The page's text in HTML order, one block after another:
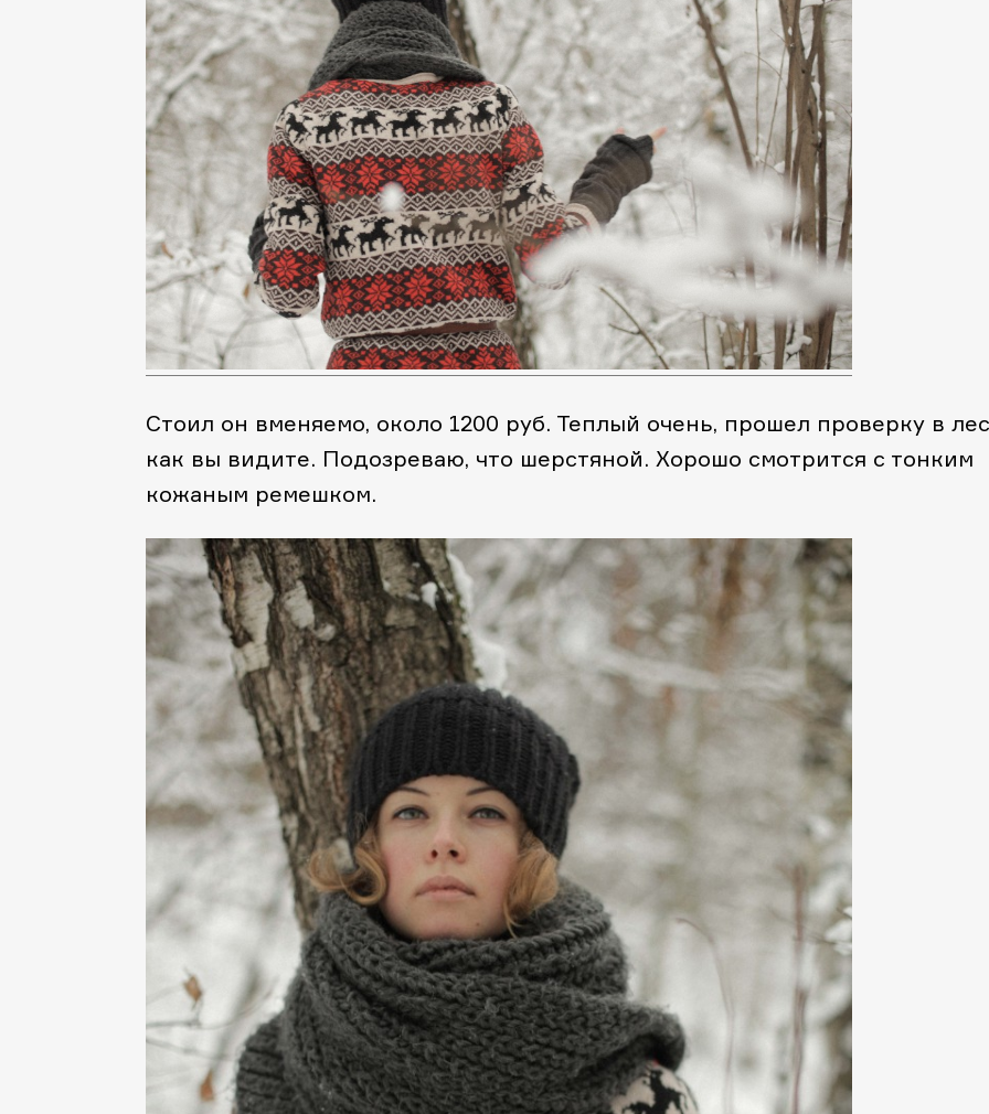
Стоил он вменяемо, около 1200 руб. Теплый очень, прошел проверку в
как вы видите. Подозреваю, что шерстяной. Хорошо смотрится с тонким
кожаным ремешком.